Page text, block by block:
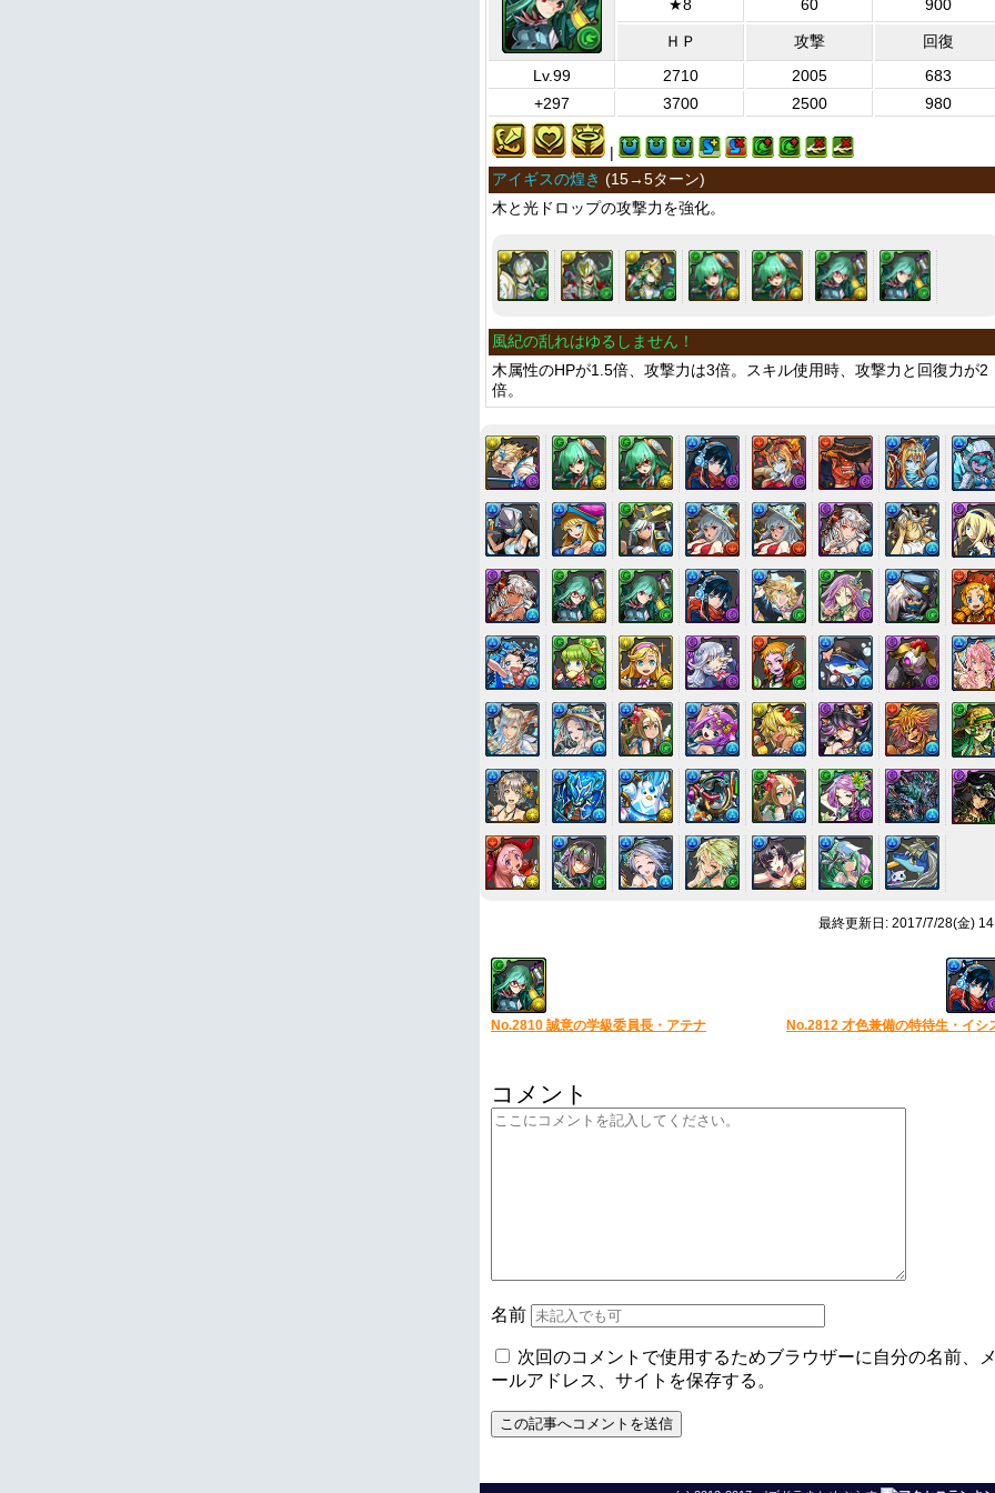
★8 60 900
ＨＰ 攻撃
回復
Lv.99
2710 2005
683
+297
3700 2500 980
|
アイギスの煌き (15→5ターン)
木と光ドロップの攻撃力を強化。
風紀の乱れはゆるしません！
木属性のHPが1.5倍、攻撃力は3倍。スキル使用時、攻撃力と回復力が2
倍。
最終更新日: 2017/7/28(金)
No.2810 誠意の学級委員長・アテナ No.2812 才色兼備の特待生・イシ
コメント
名前
次回のコメントで使用するためブラウザーに自分の名前、
ールアドレス、サイトを保存する。